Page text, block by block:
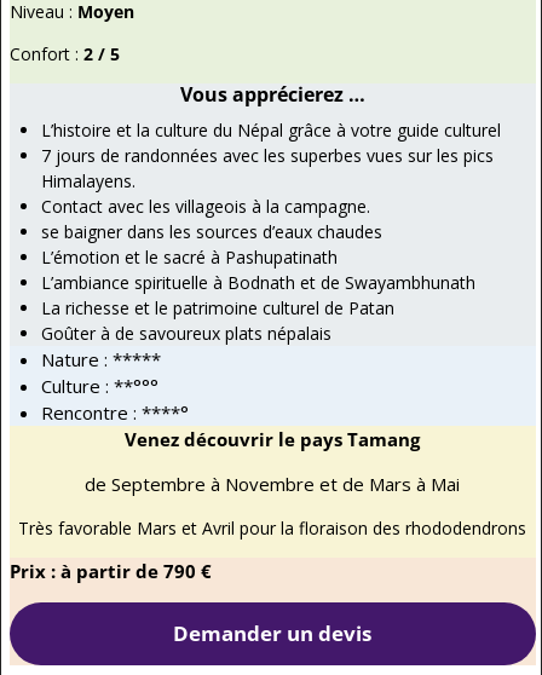
Niveau : Moyen
Confort : 2 / 5
Vous apprécierez …
L’histoire et la culture du Népal grâce à votre guide culturel
7 jours de randonnées avec les superbes vues sur les pics
Himalayens.
Contact avec les villageois à la campagne.
se baigner dans les sources d’eaux chaudes
L’émotion et le sacré à Pashupatinath
L’ambiance spirituelle à Bodnath et de Swayambhunath
La richesse et le patrimoine culturel de Patan
Goûter à de savoureux plats népalais
Nature : *****
Culture : **°°°
Rencontre : ****°
Venez découvrir le pays Tamang
de Septembre à Novembre et de Mars à Mai
Très favorable Mars et Avril pour la floraison des rhododendrons
Prix : à partir de 790 €
Demander un devis